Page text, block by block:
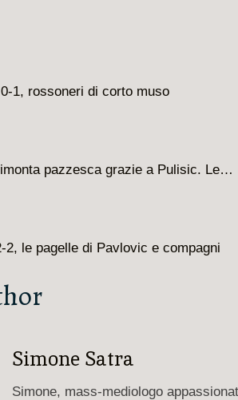
1, rossoneri di corto muso
pazzesca grazie a Pulisic. Le…
2, le pagelle di Pavlovic e compagni
Simone Satra
Simone, mass-mediologo